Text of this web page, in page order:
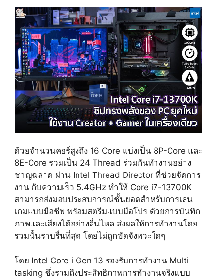
ด้วยจำนวนคอร์สูงถึง 16 Core แบ่งเป็น 8P-Core และ
8E-Core รวมเป็น 24 Thread ร่วมกันทำงานอย่าง
ชาญฉลาด ผ่าน Intel Thread Director ที่ช่วยจัดการ
งาน กับความเร็ว 5.4GHz ทำให้ Core i7-13700K
สามารถส่งมอบประสบการณ์ชั้นยอดสำหรับการเล่น
เกมแบบมือชีพ พร้อมสตรีมแบบมือโปร ด้วยการบันทึก
ภาพและเสียงได้อย่างลื่นไหล ส่งผลให้การทำงานโดย
รวมนั้นราบรื่นที่สุด โดยไม่ถูกขัดจังหวะใดๆ
โดย Intel Core i Gen 13 รองรับการทำงาน Multi-
tasking ซึ่งรวมถึงประสิทธิภาพการทำงานจริงแบบ